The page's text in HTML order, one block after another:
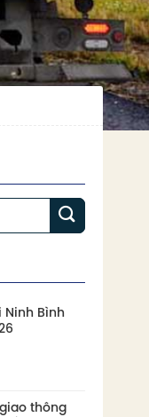
Ninh Bình
thông